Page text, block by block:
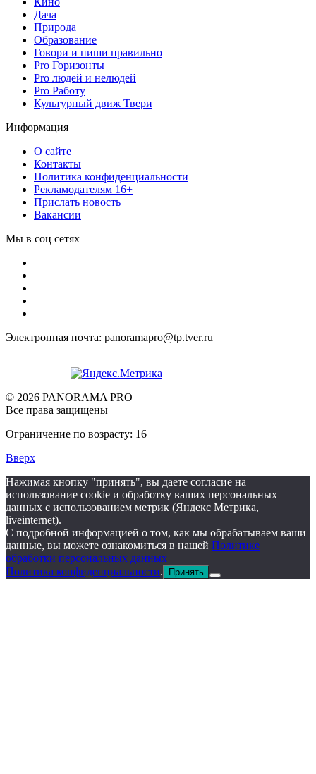
Дача
Природа
Образование
Говори и пиши правильно
Pro Горизонты
Pro людей и нелюдей
Pro Работу
Культурный движ Твери
Информация
О сайте
Контакты
Политика конфиденциальности
Рекламодателям 16+
Прислать новость
Вакансии
Мы в соц сетях
Электронная почта: panoramapro@tp.tver.ru
© 2026 PANORAMA PRO
Все права защищены
Ограничение по возрасту: 16+
Вверх
Нажимая кнопку "принять", вы даете согласие на
использование cookie и обработку ваших персональных
данных с использованием метрик (Яндекс Метрика,
liveinternet).
С подробной информацией о том, как мы обрабатываем ваши
данные, вы можете ознакомиться в нашей Политике
обработки персональных данных
Политика конфиденциальности. Принять